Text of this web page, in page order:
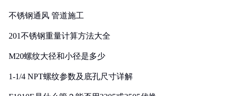
不锈钢通风 管道施工
201不锈钢重量计算方法大全
M20螺纹大径和小径是多少
1-1/4 NPT螺纹参数及底孔尺寸详解